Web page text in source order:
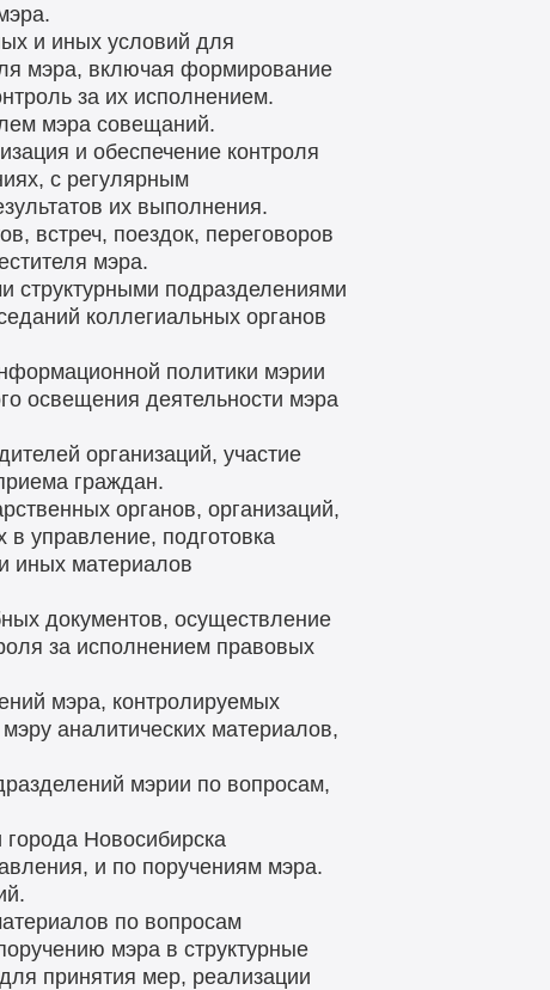
и иных условий для
мэра, включая формирование
за их исполнением.
мэра совещаний.
и обеспечение контроля
с регулярным
их выполнения.
встреч, поездок, переговоров
мэра.
структурными подразделениями
коллегиальных органов
политики мэрии
освещения деятельности мэра
организаций, участие
граждан.
органов, организаций,
управление, подготовка
иных материалов
документов, осуществление
за исполнением правовых
мэра, контролируемых
аналитических материалов,
мэрии по вопросам,
Новосибирска
и по поручениям мэра.
по вопросам
мэра в структурные
принятия мер, реализации